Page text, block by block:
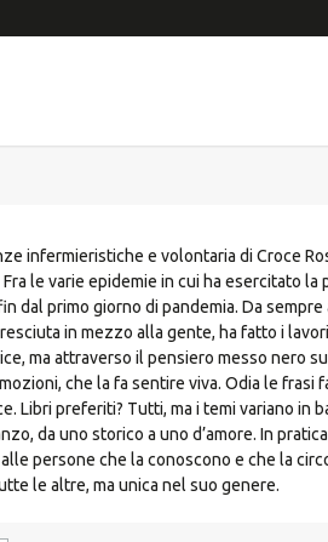
infermieristiche e volontaria di Croce
le varie epidemie in cui ha esercitato la
dal primo giorno di pandemia. Da
in mezzo alla gente, ha fatto i
ma attraverso il pensiero messo nero
che la fa sentire viva. Odia le frasi
Libri preferiti? Tutti, ma i temi variano in
da uno storico a uno d’amore. In
persone che la conoscono e che la
le altre, ma unica nel suo genere.